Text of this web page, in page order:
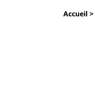
Accueil>